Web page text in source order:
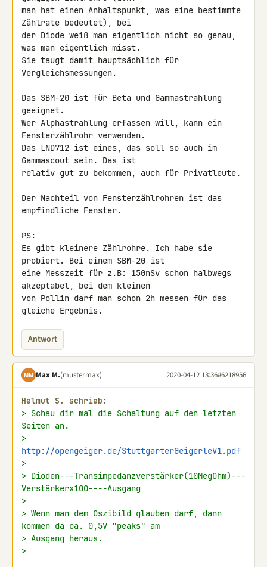
man hat einen Anhaltspunkt, was eine bestimmte
Zählrate bedeutet), bei
der Diode weiß man eigentlich nicht so genau,
was man eigentlich misst.
Sie taugt damit hauptsächlich für
Vergleichsmessungen.
Das SBM-20 ist für Beta und Gammastrahlung
geeignet.
Wer Alphastrahlung erfassen will, kann ein
Fensterzählrohr verwenden.
Das LND712 ist eines, das soll so auch im
Gammascout sein. Das ist
relativ gut zu bekommen, auch für Privatleute.
Der Nachteil von Fensterzählrohren ist das
empfindliche Fenster.
PS:
Es gibt kleinere Zählrohre. Ich habe sie
probiert. Bei einem SBM-20 ist
eine Messzeit für z.B: 150nSv schon halbwegs
akzeptabel, bei dem kleinen
von Pollin darf man schon 2h messen für das
gleiche Ergebnis.
Antwort
MM Max M.(mustermax) 2020-04-12 13:36#6218956
Helmut S. schrieb:
> Schau dir mal die Schaltung auf den letzten
Seiten an.
http://opengeiger.de/StuttgarterGeigerleV1.pdf
>
> Dioden---Transimpedanzverstärker(10MegOhm)---
Verstärkerx100----Ausgang
>
> Wenn man dem Oszibild glauben darf, dann
kommen da ca. 0,5V "peaks" am
> Ausgang heraus.
>